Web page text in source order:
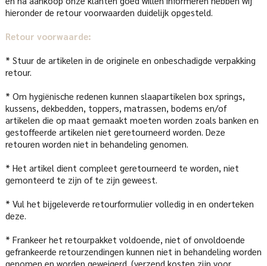
hieronder de retour voorwaarden duidelijk opgesteld.
Retour voorwaarde:
* Stuur de artikelen in de originele en onbeschadigde verpakking
retour.
* Om hygiënische redenen kunnen slaapartikelen box springs,
kussens, dekbedden, toppers, matrassen, bodems en/of
artikelen die op maat gemaakt moeten worden zoals banken en
gestoffeerde artikelen niet geretourneerd worden. Deze
retouren worden niet in behandeling genomen.
* Het artikel dient compleet geretourneerd te worden, niet
gemonteerd te zijn of te zijn geweest.
* Vul het bijgeleverde retourformulier volledig in en onderteken
deze.
* Frankeer het retourpakket voldoende, niet of onvoldoende
gefrankeerde retourzendingen kunnen niet in behandeling worden
genomen en worden geweigerd. (verzend kosten zijn voor